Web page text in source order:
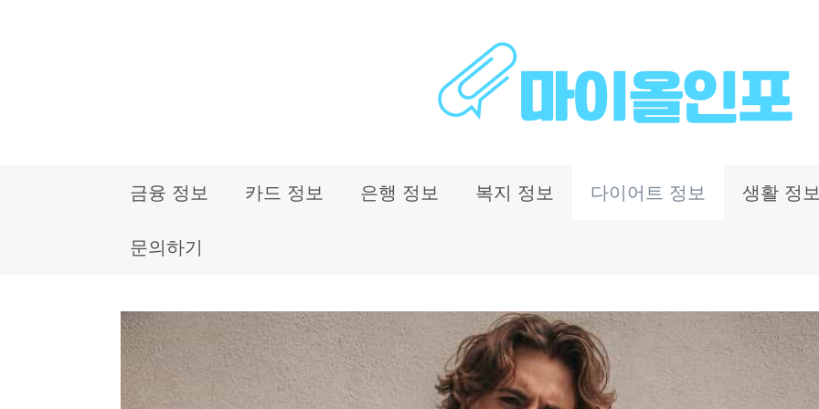
금융 정보 카드 정보 은행 정보 복지 정보 다이어트 정보 생활 정보
문의하기